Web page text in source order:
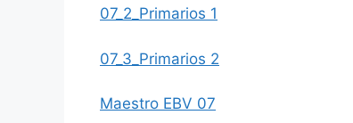
07_2_Primarios 1
07_3_Primarios 2
Maestro EBV 07